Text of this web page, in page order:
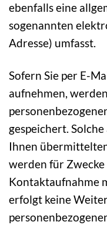
ebenfalls eine
sogenannten
Adresse) umfasst.
Sofern Sie per E-
aufnehmen,
gespeichert.
Ihnen
werden für
Kontaktaufnahme
erfolgt keine